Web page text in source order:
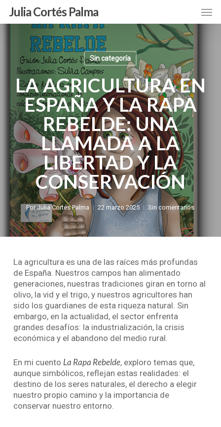
Skip
main
Julia Cortés Palma
Sin categoría
LA AGRICULTURA EN
ESPAÑA Y LA RAPA
REBELDE: UNA
LLAMADA A LA
LIBERTAD Y LA
CONSERVACIÓN
Por Julia Cortés Palma 22 marzo 2025 Sin comentarios
La agricultura es una de las raíces más profundas
de España. Nuestros campos han alimentado
generaciones, nuestras tradiciones giran en torno al
olivo, la vid y el trigo, y nuestros agricultores han
sido los guardianes de esta riqueza natural. Sin
embargo, en la actualidad, el sector enfrenta
grandes desafíos: la industrialización, la crisis
económica y el abandono del medio rural.
En mi cuento La Rapa Rebelde, exploro temas que,
aunque simbólicos, reflejan estas realidades: el
destino de los seres naturales, el derecho a elegir
nuestro propio camino y la importancia de
conservar nuestro entorno.